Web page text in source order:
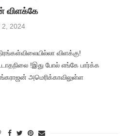
விளக்கே
2, 2024
விளக்கு!
!இது போல் எங்கே பார்க்க
அமெரிக்காவிலுள்ள